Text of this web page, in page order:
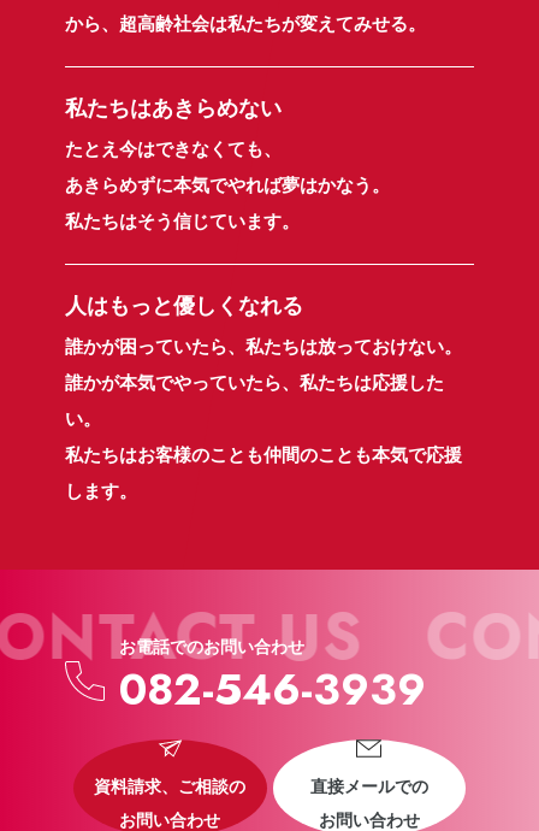
から、超高齢社会は私たちが変えてみせる。
私たちはあきらめない
たとえ今はできなくても、
あきらめずに本気でやれば夢はかなう。
私たちはそう信じています。
人はもっと優しくなれる
誰かが困っていたら、私たちは放っておけない。
誰かが本気でやっていたら、私たちは応援した
い。
私たちはお客様のことも仲間のことも本気で応援
します。
US
お電話でのお問い合わせ
082-546-3939
資料請求、ご相談の
お問い合わせ
直接メールでの
お問い合わせ